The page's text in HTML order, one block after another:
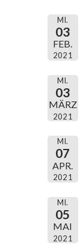
MI.
03
FEB.
2021
MI.
03
MÄRZ
2021
MI.
07
APR.
2021
MI.
05
MAI
2021